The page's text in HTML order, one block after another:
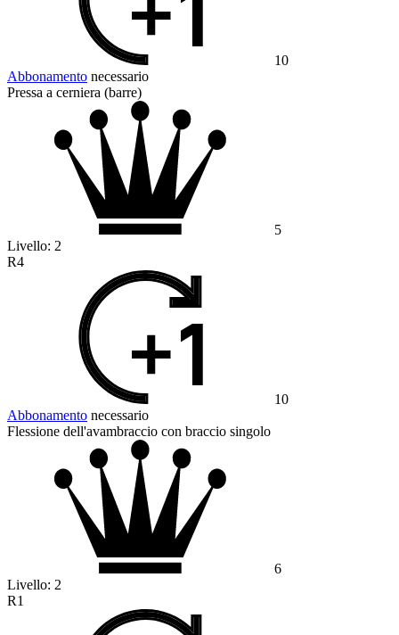
10
Abbonamento necessario
Pressa a cerniera (barre)
5
Livello: 2
R4
10
Abbonamento necessario
Flessione dell'avambraccio con braccio singolo
6
Livello: 2
R1